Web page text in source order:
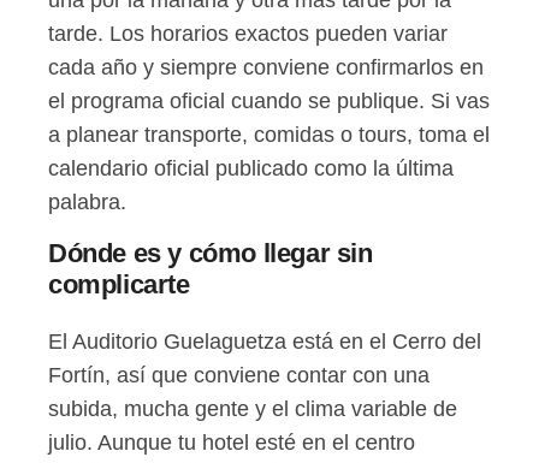
tarde. Los horarios exactos pueden variar
cada año y siempre conviene confirmarlos en
el programa oficial cuando se publique. Si vas
a planear transporte, comidas o tours, toma el
calendario oficial publicado como la última
palabra.
Dónde es y cómo llegar sin
complicarte
El Auditorio Guelaguetza está en el Cerro del
Fortín, así que conviene contar con una
subida, mucha gente y el clima variable de
julio. Aunque tu hotel esté en el centro